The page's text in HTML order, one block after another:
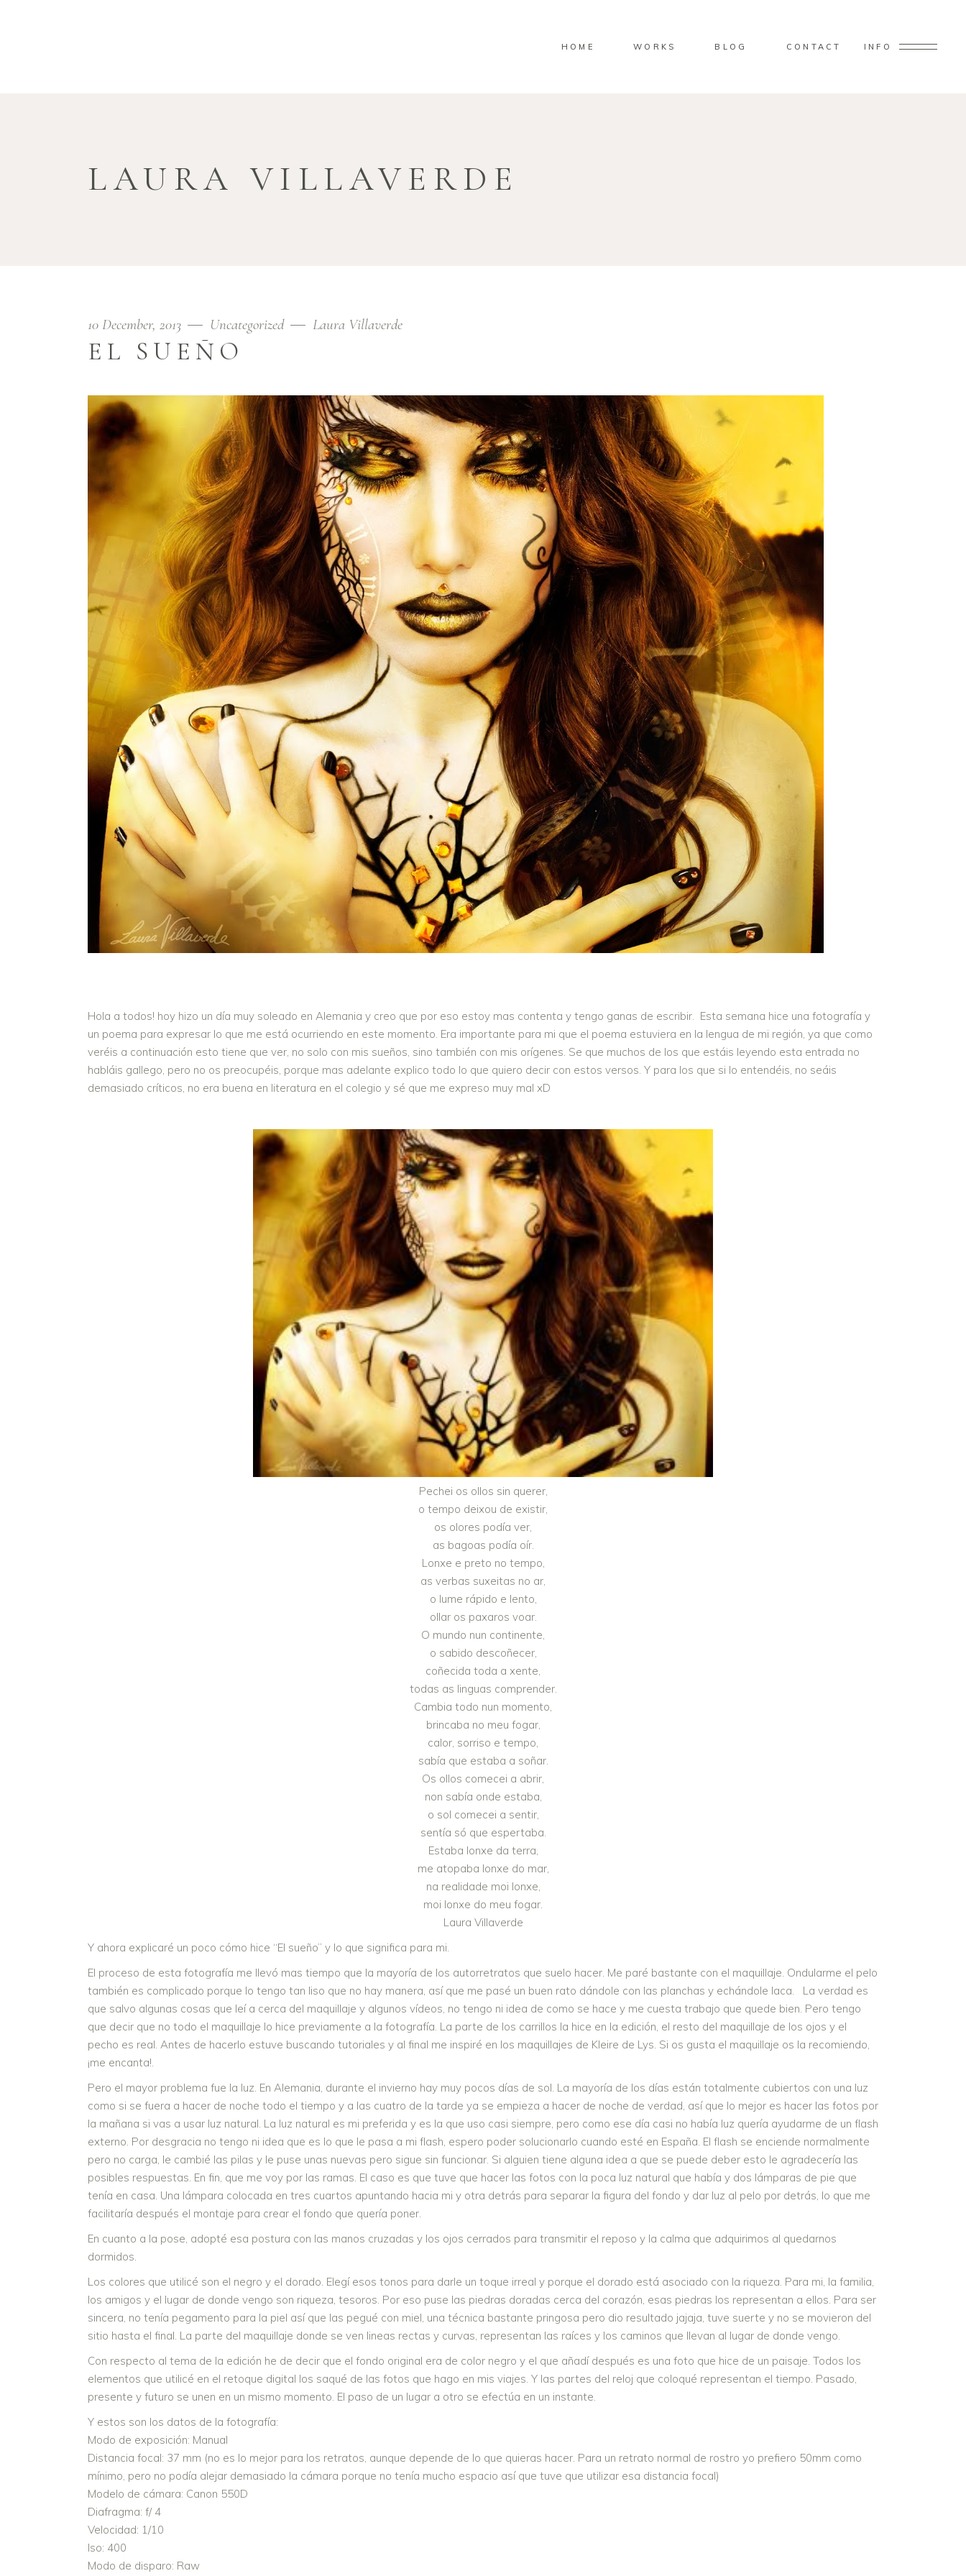
HOME WORKS BLOG CONTACT INFO
LAURA VILLAVERDE
10 December, 2013 Uncategorized Laura Villaverde
EL SUEÑO
Hola a todos! hoy hizo un día muy soleado en Alemania y creo que por eso estoy mas contenta y tengo ganas de escribir. Esta semana hice una fotografía y
un poema para expresar lo que me está ocurriendo en este momento. Era importante para mi que el poema estuviera en la lengua de mi región, ya que como
veréis a continuación esto tiene que ver, no solo con mis sueños, sino también con mis orígenes. Se que muchos de los que estáis leyendo esta entrada no
habláis gallego, pero no os preocupéis, porque mas adelante explico todo lo que quiero decir con estos versos. Y para los que si lo entendéis, no seáis
demasiado críticos, no era buena en literatura en el colegio y sé que me expreso muy mal xD
Pechei os ollos sin querer,
o tempo deixou de existir,
os olores podía ver,
as bagoas podía oír.
Lonxe e preto no tempo,
as verbas suxeitas no ar,
o lume rápido e lento,
ollar os paxaros voar.
O mundo nun continente,
o sabido descoñecer,
coñecida toda a xente,
todas as linguas comprender.
Cambia todo nun momento,
brincaba no meu fogar,
calor, sorriso e tempo,
sabía que estaba a soñar.
Os ollos comecei a abrir,
non sabía onde estaba,
o sol comecei a sentir,
sentía só que espertaba.
Estaba lonxe da terra,
me atopaba lonxe do mar,
na realidade moi lonxe,
moi lonxe do meu fogar.
Laura Villaverde
Y ahora explicaré un poco cómo hice “El sueño” y lo que significa para mi.
El proceso de esta fotografía me llevó mas tiempo que la mayoría de los autorretratos que suelo hacer. Me paré bastante con el maquillaje. Ondularme el pelo
también es complicado porque lo tengo tan liso que no hay manera, así que me pasé un buen rato dándole con las planchas y echándole laca. La verdad es
que salvo algunas cosas que leí a cerca del maquillaje y algunos vídeos, no tengo ni idea de como se hace y me cuesta trabajo que quede bien. Pero tengo
que decir que no todo el maquillaje lo hice previamente a la fotografía. La parte de los carrillos la hice en la edición, el resto del maquillaje de los ojos y el
pecho es real. Antes de hacerlo estuve buscando tutoriales y al final me inspiré en los maquillajes de Kleire de Lys. Si os gusta el maquillaje os la recomiendo,
¡me encanta!.
Pero el mayor problema fue la luz. En Alemania, durante el invierno hay muy pocos días de sol. La mayoría de los días están totalmente cubiertos con una luz
como si se fuera a hacer de noche todo el tiempo y a las cuatro de la tarde ya se empieza a hacer de noche de verdad, así que lo mejor es hacer las fotos por
la mañana si vas a usar luz natural. La luz natural es mi preferida y es la que uso casi siempre, pero como ese día casi no había luz quería ayudarme de un flash
externo. Por desgracia no tengo ni idea que es lo que le pasa a mi flash, espero poder solucionarlo cuando esté en España. El flash se enciende normalmente
pero no carga, le cambié las pilas y le puse unas nuevas pero sigue sin funcionar. Si alguien tiene alguna idea a que se puede deber esto le agradecería las
posibles respuestas. En fin, que me voy por las ramas. El caso es que tuve que hacer las fotos con la poca luz natural que había y dos lámparas de pie que
tenía en casa. Una lámpara colocada en tres cuartos apuntando hacia mi y otra detrás para separar la figura del fondo y dar luz al pelo por detrás, lo que me
facilitaría después el montaje para crear el fondo que quería poner.
En cuanto a la pose, adopté esa postura con las manos cruzadas y los ojos cerrados para transmitir el reposo y la calma que adquirimos al quedarnos
dormidos.
Los colores que utilicé son el negro y el dorado. Elegí esos tonos para darle un toque irreal y porque el dorado está asociado con la riqueza. Para mi, la familia,
los amigos y el lugar de donde vengo son riqueza, tesoros. Por eso puse las piedras doradas cerca del corazón, esas piedras los representan a ellos. Para ser
sincera, no tenía pegamento para la piel así que las pegué con miel, una técnica bastante pringosa pero dio resultado jajaja, tuve suerte y no se movieron del
sitio hasta el final. La parte del maquillaje donde se ven lineas rectas y curvas, representan las raíces y los caminos que llevan al lugar de donde vengo.
Con respecto al tema de la edición he de decir que el fondo original era de color negro y el que añadí después es una foto que hice de un paisaje. Todos los
elementos que utilicé en el retoque digital los saqué de las fotos que hago en mis viajes. Y las partes del reloj que coloqué representan el tiempo. Pasado,
presente y futuro se unen en un mismo momento. El paso de un lugar a otro se efectúa en un instante.
Y estos son los datos de la fotografía:
Modo de exposición: Manual
Distancia focal: 37 mm (no es lo mejor para los retratos, aunque depende de lo que quieras hacer. Para un retrato normal de rostro yo prefiero 50mm como
mínimo, pero no podía alejar demasiado la cámara porque no tenía mucho espacio así que tuve que utilizar esa distancia focal)
Modelo de cámara: Canon 550D
Diafragma: f/ 4
Velocidad: 1/10
Iso: 400
Modo de disparo: Raw